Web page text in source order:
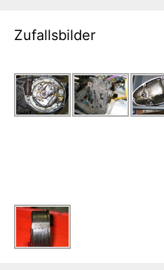
Zufallsbilder